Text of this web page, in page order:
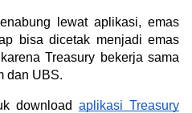
lewat aplikasi, emas
bisa dicetak menjadi emas
Treasury bekerja sama
dan UBS.
download aplikasi Treasury